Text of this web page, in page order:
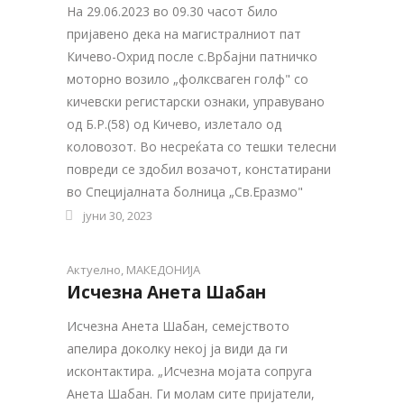
На 29.06.2023 во 09.30 часот било
пријавено дека на магистралниот пат
Кичево-Охрид после с.Врбајни патничко
моторно возило „фолксваген голф" со
кичевски регистарски ознаки, управувано
од Б.Р.(58) од Кичево, излетало од
коловозот. Во несреќата со тешки телесни
повреди се здобил возачот, констатирани
во Специјалната болница „Св.Еразмо"
јуни 30, 2023
Актуелно, МАКЕДОНИЈА
Исчезна Анета Шабан
Исчезна Анета Шабан, семејството
апелира доколку некој ја види да ги
исконтактира. „Исчезна мојата сопруга
Анета Шабан. Ги молам сите пријатели,